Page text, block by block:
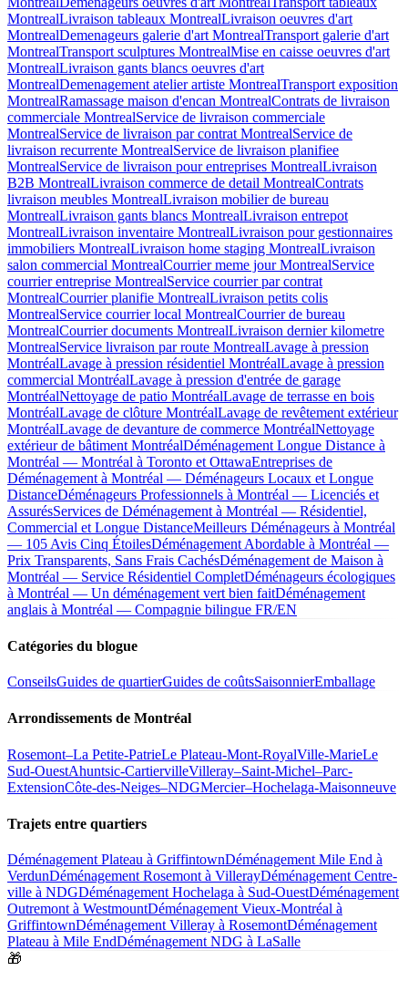
MontrealLivraison tableaux MontrealLivraison oeuvres d'art
MontrealDemenageurs galerie d'art MontrealTransport galerie d'art
MontrealTransport sculptures MontrealMise en caisse oeuvres d'art
MontrealLivraison gants blancs oeuvres d'art
MontrealDemenagement atelier artiste MontrealTransport exposition
MontrealRamassage maison d'encan MontrealContrats de livraison
commerciale MontrealService de livraison commerciale
MontrealService de livraison par contrat MontrealService de
livraison recurrente MontrealService de livraison planifiee
MontrealService de livraison pour entreprises MontrealLivraison
B2B MontrealLivraison commerce de detail MontrealContrats
livraison meubles MontrealLivraison mobilier de bureau
MontrealLivraison gants blancs MontrealLivraison entrepot
MontrealLivraison inventaire MontrealLivraison pour gestionnaires
immobiliers MontrealLivraison home staging MontrealLivraison
salon commercial MontrealCourrier meme jour MontrealService
courrier entreprise MontrealService courrier par contrat
MontrealCourrier planifie MontrealLivraison petits colis
MontrealService courrier local MontrealCourrier de bureau
MontrealCourrier documents MontrealLivraison dernier kilometre
MontrealService livraison par route MontrealLavage à pression
MontréalLavage à pression résidentiel MontréalLavage à pression
commercial MontréalLavage à pression d'entrée de garage
MontréalNettoyage de patio MontréalLavage de terrasse en bois
MontréalLavage de clôture MontréalLavage de revêtement extérieur
MontréalLavage de devanture de commerce MontréalNettoyage
extérieur de bâtiment MontréalDéménagement Longue Distance à
Montréal — Montréal à Toronto et OttawaEntreprises de
Déménagement à Montréal — Déménageurs Locaux et Longue
DistanceDéménageurs Professionnels à Montréal — Licenciés et
AssurésServices de Déménagement à Montréal — Résidentiel,
Commercial et Longue DistanceMeilleurs Déménageurs à Montréal
— 105 Avis Cinq ÉtoilesDéménagement Abordable à Montréal —
Prix Transparents, Sans Frais CachésDéménagement de Maison à
Montréal — Service Résidentiel CompletDéménageurs écologiques
à Montréal — Un déménagement vert bien faitDéménagement
anglais à Montréal — Compagnie bilingue FR/EN
Catégories du blogue
ConseilsGuides de quartierGuides de coûtsSaisonnierEmballage
Arrondissements de Montréal
Rosemont–La Petite-PatrieLe Plateau-Mont-RoyalVille-MarieLe
Sud-OuestAhuntsic-CartiervilleVilleray–Saint-Michel–Parc-
ExtensionCôte-des-Neiges–NDGMercier–Hochelaga-Maisonneuve
Trajets entre quartiers
Déménagement Plateau à GriffintownDéménagement Mile End à
VerdunDéménagement Rosemont à VillerayDéménagement Centre-
ville à NDGDéménagement Hochelaga à Sud-OuestDéménagement
Outremont à WestmountDéménagement Vieux-Montréal à
GriffintownDéménagement Villeray à RosemontDéménagement
Plateau à Mile EndDéménagement NDG à LaSalle
🎁